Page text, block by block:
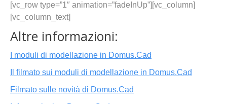
[vc_row type=”1″ animation=”fadeInUp”][vc_column]
[vc_column_text]
Altre informazioni:
I moduli di modellazione in Domus.Cad
Il filmato sui moduli di modellazione in Domus.Cad
Filmato sulle novità di Domus.Cad